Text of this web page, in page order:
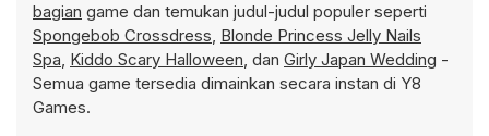
bagian game dan temukan judul-judul populer seperti
Spongebob Crossdress, Blonde Princess Jelly Nails
Spa, Kiddo Scary Halloween, dan Girly Japan Wedding -
Semua game tersedia dimainkan secara instan di Y8
Games.